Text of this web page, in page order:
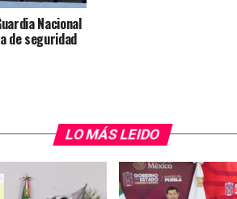
Nacional
de seguridad
LO MÁS LEIDO